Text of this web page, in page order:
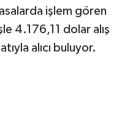
işlem gören
4.176,11 dolar alış
alıcı buluyor.